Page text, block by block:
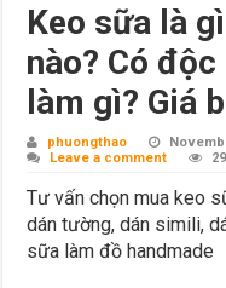
Keo sữa là
nào? Có
làm gì? Giá
phuongthao
Leave a comment
Tư vấn chọn mua keo
dán tường, dán simili,
sữa làm đồ handmade